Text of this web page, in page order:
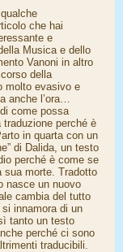
che hai
e
Musica e dello
Vanoni in altro
della
molto evasivo e
anche l’ora…
come possa
perché è
in quarta con un
di Dalida, un testo
perché è come se
sua morte. Tradotto
nasce un nuovo
cambia del tutto
innamora di un
tanto un testo
perché ci sono
traducibili.